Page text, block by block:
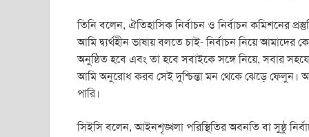
তিনি বলেন, ঐতিহাসিক নির্বাচন ও নির্বাচন কমিশনের
আমি দ্ব্যর্থহীন ভাষায় বলতে চাই- নির্বাচন নিয়ে
অনুষ্ঠিত হবে এবং তা হবে সবাইকে সঙ্গে নিয়ে, সবার
আমি অনুরোধ করব সেই দুশ্চিন্তা মন থেকে ঝেড়ে ফেলুন।
পারি।
সিইসি বলেন, আইনশৃঙ্খলা পরিস্থিতির অবনতি বা সুষ্ঠু